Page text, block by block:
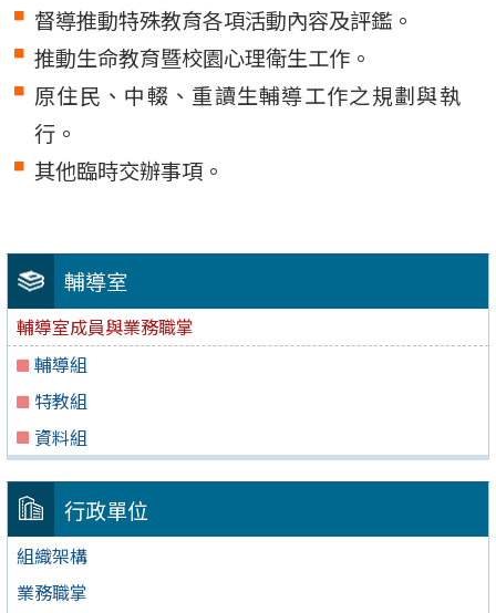
輔導室
輔導室成員與業務職掌
輔導組
特教組
資料組
行政單位
組織架構
業務職掌
督導推動特殊教育各項活動內容及評鑑。
推動生命教育暨校園心理衛生工作。
原住民、中輟、重讀生輔導工作之規劃與執
行。
其他臨時交辦事項。